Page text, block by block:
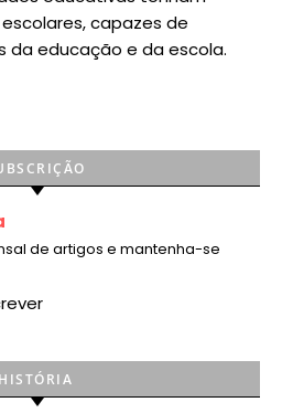
capazes de
da educação e da escola.
de artigos e mantenha-se
HISTÓRIA